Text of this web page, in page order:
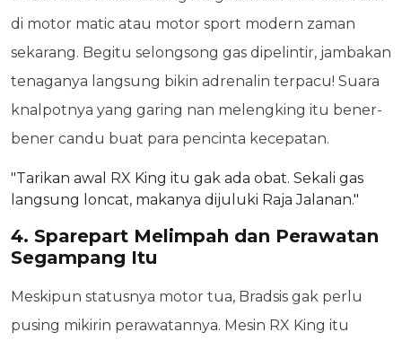
di motor matic atau motor sport modern zaman
sekarang. Begitu selongsong gas dipelintir, jambakan
tenaganya langsung bikin adrenalin terpacu! Suara
knalpotnya yang garing nan melengking itu bener-
bener candu buat para pencinta kecepatan.
"Tarikan awal RX King itu gak ada obat. Sekali gas
langsung loncat, makanya dijuluki Raja Jalanan."
4. Sparepart Melimpah dan Perawatan
Segampang Itu
Meskipun statusnya motor tua, Bradsis gak perlu
pusing mikirin perawatannya. Mesin RX King itu